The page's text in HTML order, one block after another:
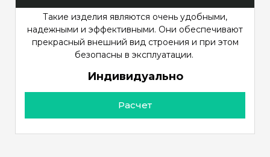
Такие изделия являются очень удобными,
надежными и эффективными. Они обеспечивают
прекрасный внешний вид строения и при этом
безопасны в эксплуатации.
Индивидуально
Расчет